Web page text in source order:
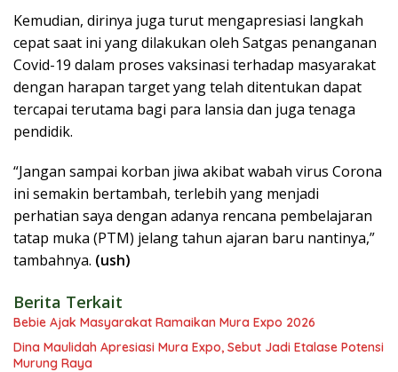
Kemudian, dirinya juga turut mengapresiasi langkah
cepat saat ini yang dilakukan oleh Satgas penanganan
Covid-19 dalam proses vaksinasi terhadap masyarakat
dengan harapan target yang telah ditentukan dapat
tercapai terutama bagi para lansia dan juga tenaga
pendidik.
“Jangan sampai korban jiwa akibat wabah virus Corona
ini semakin bertambah, terlebih yang menjadi
perhatian saya dengan adanya rencana pembelajaran
tatap muka (PTM) jelang tahun ajaran baru nantinya,”
tambahnya. (ush)
Berita Terkait
Bebie Ajak Masyarakat Ramaikan Mura Expo 2026
Dina Maulidah Apresiasi Mura Expo, Sebut Jadi Etalase Potensi
Murung Raya